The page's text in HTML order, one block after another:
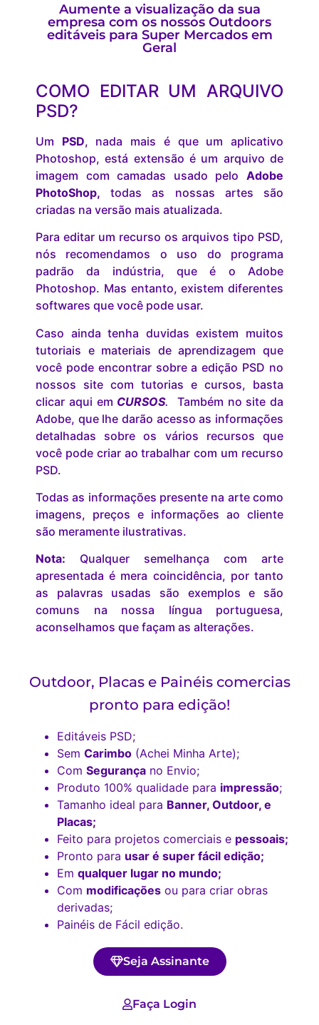
Aumente a visualização da sua
empresa com os nossos Outdoors
editáveis para Super Mercados em
Geral
COMO EDITAR UM ARQUIVO
PSD?
Um PSD, nada mais é que um aplicativo
Photoshop, está extensão é um arquivo de
imagem com camadas usado pelo Adobe
PhotoShop, todas as nossas artes são
criadas na versão mais atualizada.
Para editar um recurso os arquivos tipo PSD,
nós recomendamos o uso do programa
padrão da indústria, que é o Adobe
Photoshop. Mas entanto, existem diferentes
softwares que você pode usar.
Caso ainda tenha duvidas existem muitos
tutoriais e materiais de aprendizagem que
você pode encontrar sobre a edição PSD no
nossos site com tutorias e cursos, basta
clicar aqui em CURSOS.
Também no site da
Adobe, que lhe darão acesso as informações
detalhadas sobre os vários recursos que
você pode criar ao trabalhar com um recurso
PSD.
Todas as informações presente na arte como
imagens, preços e informações ao cliente
são meramente ilustrativas.
Nota: Qualquer semelhança com arte
apresentada é mera coincidência, por tanto
as palavras usadas são exemplos e são
comuns na nossa língua portuguesa,
aconselhamos que façam as alterações.
Outdoor, Placas e Painéis comercias
pronto para edição!
Editáveis PSD;
Sem Carimbo (Achei Minha Arte);
Com Segurança no Envio;
Produto 100% qualidade para impressão;
Tamanho ideal para Banner, Outdoor, e
Placas;
Feito para projetos comerciais e pessoais;
Pronto para usar é super fácil edição;
Em qualquer lugar no mundo;
Com modificações ou para criar obras
derivadas;
Painéis de Fácil edição.
Seja Assinante
Faça Login